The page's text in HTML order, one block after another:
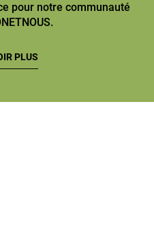
pour notre communauté
PLUS